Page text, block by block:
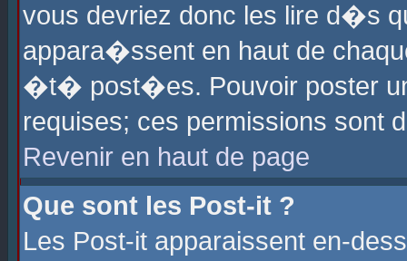
vous devriez donc les lire d�s
appara�ssent en haut de
�t� post�es. Pouvoir poster
requises; ces permissions sont
Revenir en haut de page
Que sont les Post-it ?
Les Post-it apparaissent en-